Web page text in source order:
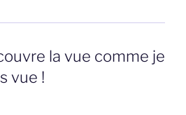
la vue comme je
vue !